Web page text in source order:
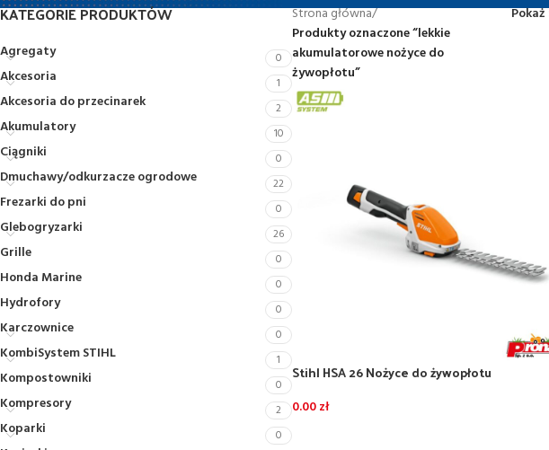
KATEGORIE PRODUKTÓW
Agregaty 0
Akcesoria 1
Akcesoria do przecinarek 2
Akumulatory 10
Ciągniki 0
Dmuchawy/odkurzacze ogrodowe 22
Frezarki do pni 0
Glebogryzarki 26
Grille 0
Honda Marine 0
Hydrofory 0
Karczownice 0
KombiSystem STIHL 1
Kompostowniki 0
Kompresory 2
Koparki 0
Strona główna/
Produkty oznaczone “lekkie
akumulatorowe nożyce do
żywopłotu”
Pokaż
Stihl HSA 26 Nożyce do żywopłotu
0.00zł